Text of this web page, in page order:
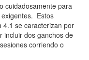
cuidadosamente para
Estos
4.1 se caracterizan por
incluir dos ganchos de
corriendo o